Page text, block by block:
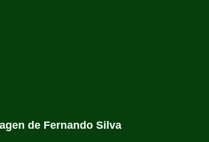
de Fernando Silva